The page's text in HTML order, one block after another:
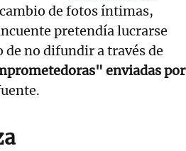
de fotos íntimas,
pretendía lucrarse
no difundir a través de
enviadas por